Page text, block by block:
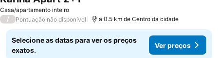
Casa/apartamento inteiro
/ Pontuação não disponível a 0.5 km de Centro da cidade
Selecione as datas para ver os preços
exatos.
Ver preços